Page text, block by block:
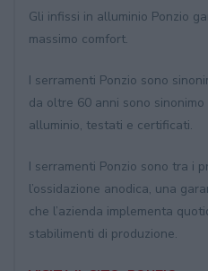
Gli infissi in alluminio Ponzio
massimo comfort.
I serramenti Ponzio sono
da oltre 60 anni sono
alluminio, testati e certificati.
I serramenti Ponzio sono tra i
l’ossidazione anodica, una
che l’azienda implementa
stabilimenti di produzione.